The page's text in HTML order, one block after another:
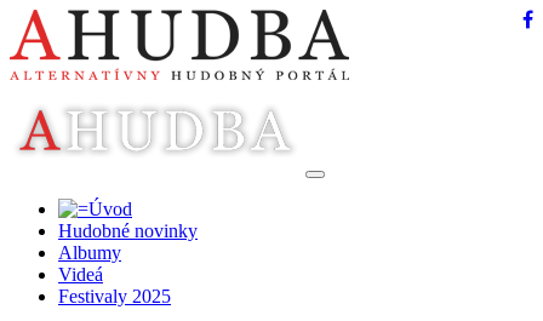
Hudobné novinky
Albumy
Videá
Festivaly 2025